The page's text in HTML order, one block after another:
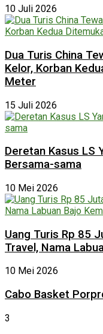
10 Juli 2026
Dua Turis China
Kelor, Korban
Meter
15 Juli 2026
Deretan Kasus LS
Bersama-sama
10 Mei 2026
Uang Turis Rp 85
Travel, Nama
10 Mei 2026
Cabo Basket
3